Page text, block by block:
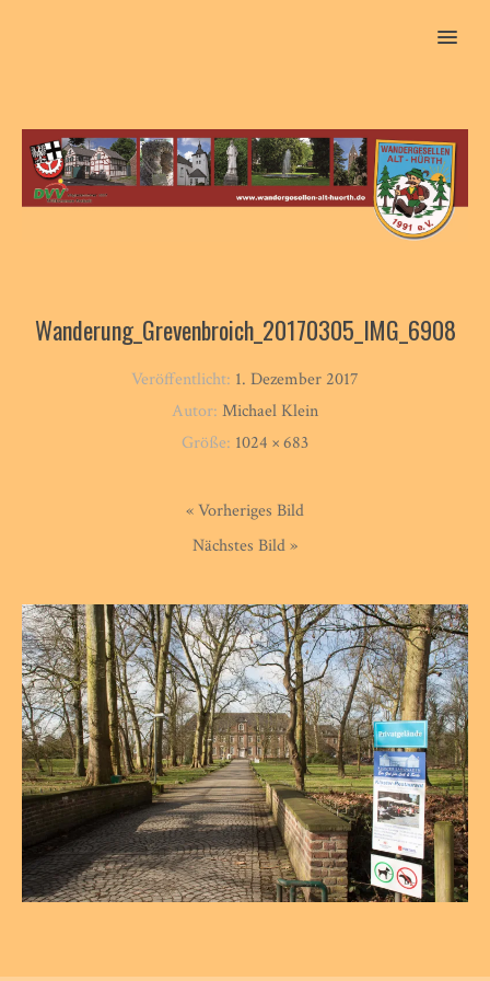
MENU
Wanderung_Grevenbroich_20170305_IMG_6908
Veröffentlicht: 1. Dezember 2017
Autor: Michael Klein
Größe: 1024 × 683
« Vorheriges Bild
Nächstes Bild »